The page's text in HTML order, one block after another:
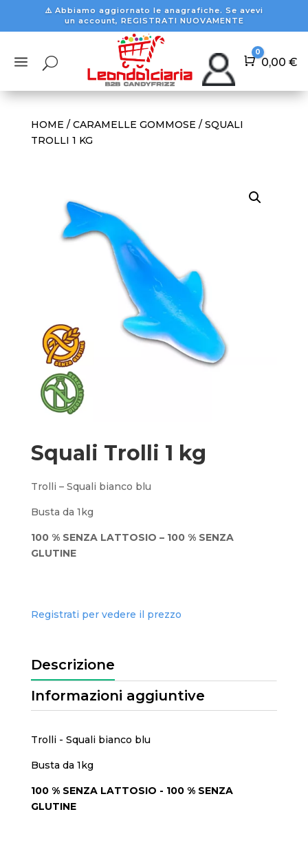
⚠️ Abbiamo aggiornato le anagrafiche. Se avevi
un account, REGISTRATI NUOVAMENTE
a U Carrello
0
0,00€
HOME / CARAMELLE GOMMOSE / SQUALI
TROLLI 1 KG
Squali Trolli 1 kg
Trolli – Squali bianco blu
Busta da 1kg
100 % SENZA LATTOSIO – 100 % SENZA
GLUTINE
Registrati per vedere il prezzo
Descrizione
Informazioni aggiuntive
Trolli - Squali bianco blu
Busta da 1kg
100 % SENZA LATTOSIO - 100 % SENZA
GLUTINE